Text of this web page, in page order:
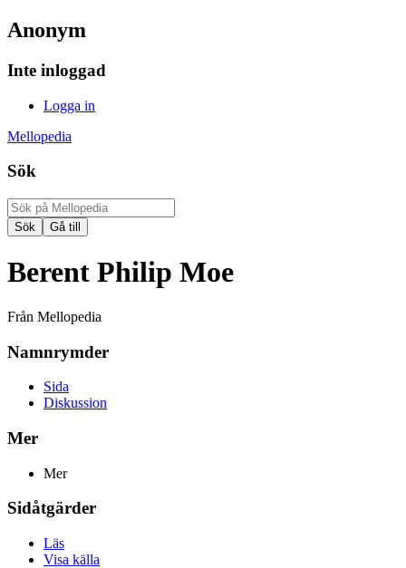
Anonym
Inte inloggad
Logga in
Mellopedia
Sök
Berent Philip Moe
Från Mellopedia
Namnrymder
Sida
Diskussion
Mer
Mer
Sidåtgärder
Läs
Visa källa